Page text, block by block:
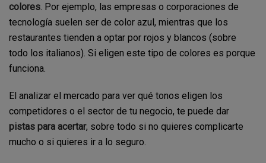
colores. Por ejemplo, las empresas o corporaciones de
tecnología suelen ser de color azul, mientras que los
restaurantes tienden a optar por rojos y blancos (sobre
todo los italianos). Si eligen este tipo de colores es porque
funciona.
El analizar el mercado para ver qué tonos eligen los
competidores o el sector de tu negocio, te puede dar
pistas para acertar, sobre todo si no quieres complicarte
mucho o si quieres ir a lo seguro.